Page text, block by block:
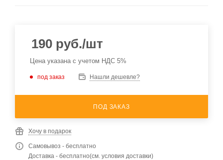
190 руб./шт
Цена указана с учетом НДС 5%
под заказ Нашли дешевле?
ПОД ЗАКАЗ
Хочу в подарок
Самовывоз - бесплатно
Доставка - бесплатно(см. условия доставки)